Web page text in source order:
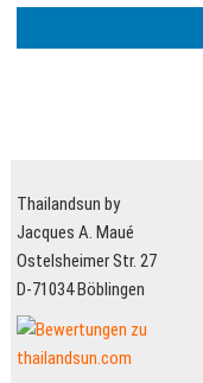
Thailandsun by
Jacques A. Maué
Ostelsheimer Str. 27
D-71034 Böblingen